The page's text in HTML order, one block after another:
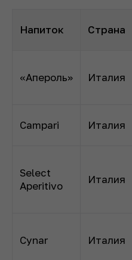
Напиток Страна
«Апероль» Италия
Campari Италия
Select
Aperitivo
Италия
Cynar Италия